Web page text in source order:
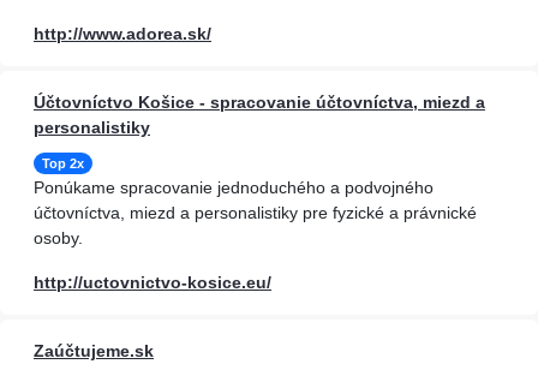
http://www.adorea.sk/
Účtovníctvo Košice - spracovanie účtovníctva, miezd a
personalistiky
Top 2x
Ponúkame spracovanie jednoduchého a podvojného
účtovníctva, miezd a personalistiky pre fyzické a právnické
osoby.
http://uctovnictvo-kosice.eu/
Zaúčtujeme.sk